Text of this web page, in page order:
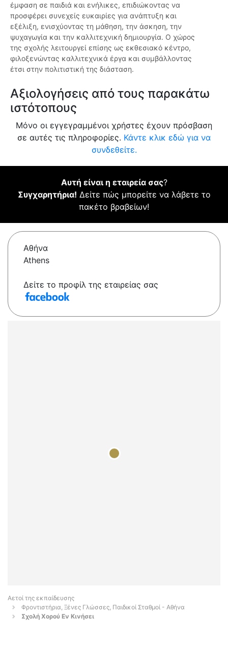
έμφαση σε παιδιά και ενήλικες, επιδιώκοντας να
προσφέρει συνεχείς ευκαιρίες για ανάπτυξη και
εξέλιξη, ενισχύοντας τη μάθηση, την άσκηση, την
ψυχαγωγία και την καλλιτεχνική δημιουργία. Ο χώρος
της σχολής λειτουργεί επίσης ως εκθεσιακό κέντρο,
φιλοξενώντας καλλιτεχνικά έργα και συμβάλλοντας
έτσι στην πολιτιστική της διάσταση.
Αξιολογήσεις από τους παρακάτω
ιστότοπους
Μόνο οι εγγεγραμμένοι χρήστες έχουν πρόσβαση
σε αυτές τις πληροφορίες. Κάντε κλικ εδώ για να
συνδεθείτε.
Αυτή είναι η εταιρεία σας?
Συγχαρητήρια! Δείτε πώς μπορείτε να λάβετε το
πακέτο βραβείων!
Αθήνα
Athens
Δείτε το προφίλ της εταιρείας σας
Αετοί της εκπαίδευσης
Φροντιστήρια, Ξένες Γλώσσες, Παιδικοί Σταθμοί - Αθήνα
Σχολή Χορού Εν Κινήσει